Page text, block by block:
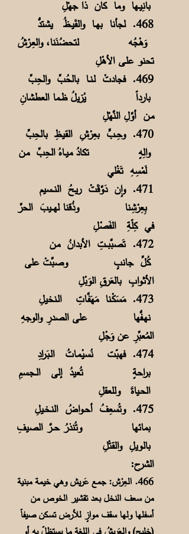
بانِيــها وما كان ذا جهْلِ
468. لجأنا بهــا والقَيــظُ يشتدُّ
وَهْجُه
لتحضُنَنا، والعِـرْشُ
تحنو علـى الأهْلِ
469. فجادتْ لـنــا بالحُبِّ والحِبِّ
بارداً
يُزيلُ ظــما العطشانِ
مـن أوَّلِ النَّهْلِ
470. وحِــبٍّ بعِرْشِ القيـظِ بالحِبِّ
والِهٍ
تكادُ ميــاهُ الحِبِّ مـن
لَمْسِهِ تَغْلي
471. وإن دَوَّقَتْ ريـحُ النـــسيم
بِعِرْشِنا
وذُقنا لهـــيبَ الحرِّ
في كِلّةِ الفَصْلِ
472. تَصبَّبـــتِ الأبدانُ مـن
كُلِّ جانبٍ
وصبَّتْ على
الأثـوابِ بالعَرقِ الوَبْلِ
473. مَسَكْـنا مَهَفَّـاتِ الـنخيلِ
نهـفُّها
على الصدرِ والوجهِ
المُعبِّرِ عن وَجْلِ
474. فهبّت نُسيْـمـاتُ الـبَـرادِ
براحةٍ
تُعيدُ إلى الــجـسمِ
الحـياةَ وللعقلِ
475. وتُسعِفُ أحــواضُ النـخـيلِ
بمائها
وتُنذرُ حـــرَّ الصيفِ
بالـويلِ والقتْلِ
الشرح:
466. العِرْش: جمع عَريش وهي خيمة مبنية
من سعف النخل بعد تقشير الخوص من
أسفلها ولها سقف موازٍ للأرض تسكن صيفاً